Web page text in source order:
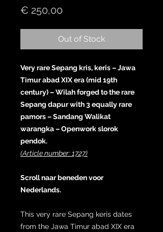
€ 250,00
Out of Stock
Very rare Sepang kris, keris – Jawa
Timur abad XIX era (mid 19th
century) – Wilah forged to the rare
Sepang dapur with 3 equally rare
pamors – Sandang Walikat
warangka – Openwork slorok
pendok.
(Article number: 1727)
Scroll naar beneden voor
Nederlands.
This very rare Sepang keris dates
from the Jawa Timur abad XIX era